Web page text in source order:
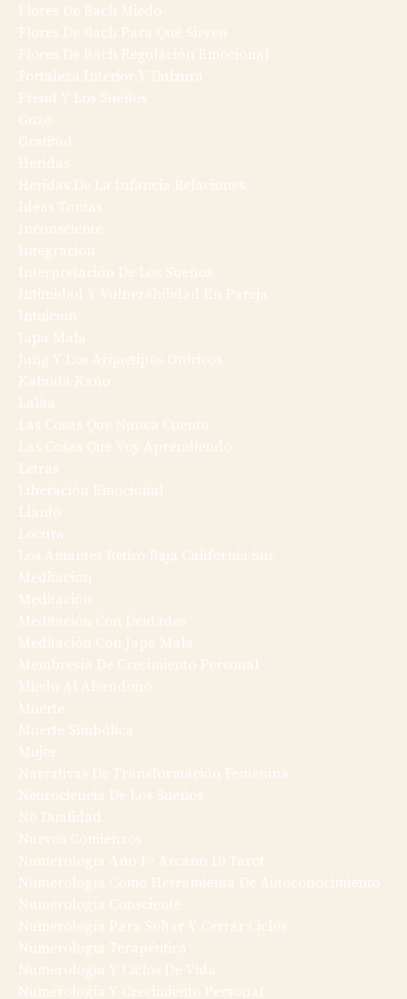
Flores De Bach Miedo
Flores De Bach Para Qué Sirven
Flores De Bach Regulación Emocional
Fortaleza Interior Y Dulzura
Freud Y Los Sueños
Gozo
Gratitud
Heridas
Heridas De La Infancia Relaciones
Ideas Tontas
Inconsciente
Integracion
Interpretación De Los Sueños
Intimidad Y Vulnerabilidad En Pareja
Intuicion
Japa Mala
Jung Y Los Arquetipos Oníricos
Kalinda Kano
Lalita
Las Cosas Que Nunca Cuento
Las Cosas Que Voy Aprendiendo
Letras
Liberación Emocional
Llanto
Locura
Los Amantes Retiro Baja California Sur
Meditacion
Meditación
Meditación Con Deidades
Meditación Con Japa Mala
Membresía De Crecimiento Personal
Miedo Al Abandono
Muerte
Muerte Simbólica
Mujer
Narrativas De Transformación Femenina
Neurociencia De Los Sueños
No Dualidad
Nuevos Comienzos
Numerología Año 1 · Arcano 10 Tarot
Numerología Como Herramienta De Autoconocimiento
Numerología Consciente
Numerología Para Soltar Y Cerrar Ciclos
Numerología Terapéutica
Numerología Y Ciclos De Vida
Numerología Y Crecimiento Personal